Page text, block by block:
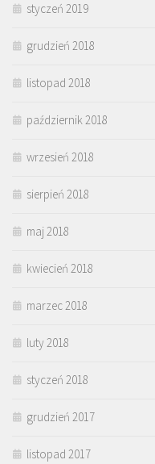
styczeń 2019
grudzień 2018
listopad 2018
październik 2018
wrzesień 2018
sierpień 2018
maj 2018
kwiecień 2018
marzec 2018
luty 2018
styczeń 2018
grudzień 2017
listopad 2017